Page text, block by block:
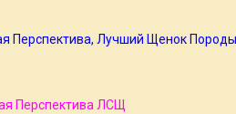
Перспектива, Лучший Щенок Породы
Перспектива ЛСЩ